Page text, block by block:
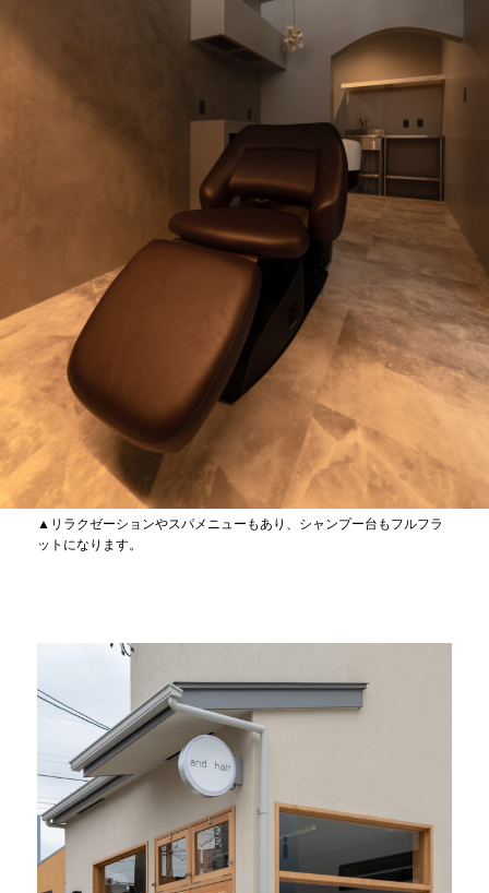
▲リラクゼーションやスパメニューもあり、シャンプー台もフルフラ
ットになります。